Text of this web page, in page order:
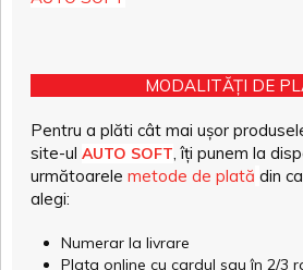
MODALITĂȚI DE
Pentru a plăti cât mai ușor
site-ul AUTO SOFT, îți punem la
următoarele metode de plată din
alegi:
Numerar la livrare
Plata online cu cardul sau în 2/3